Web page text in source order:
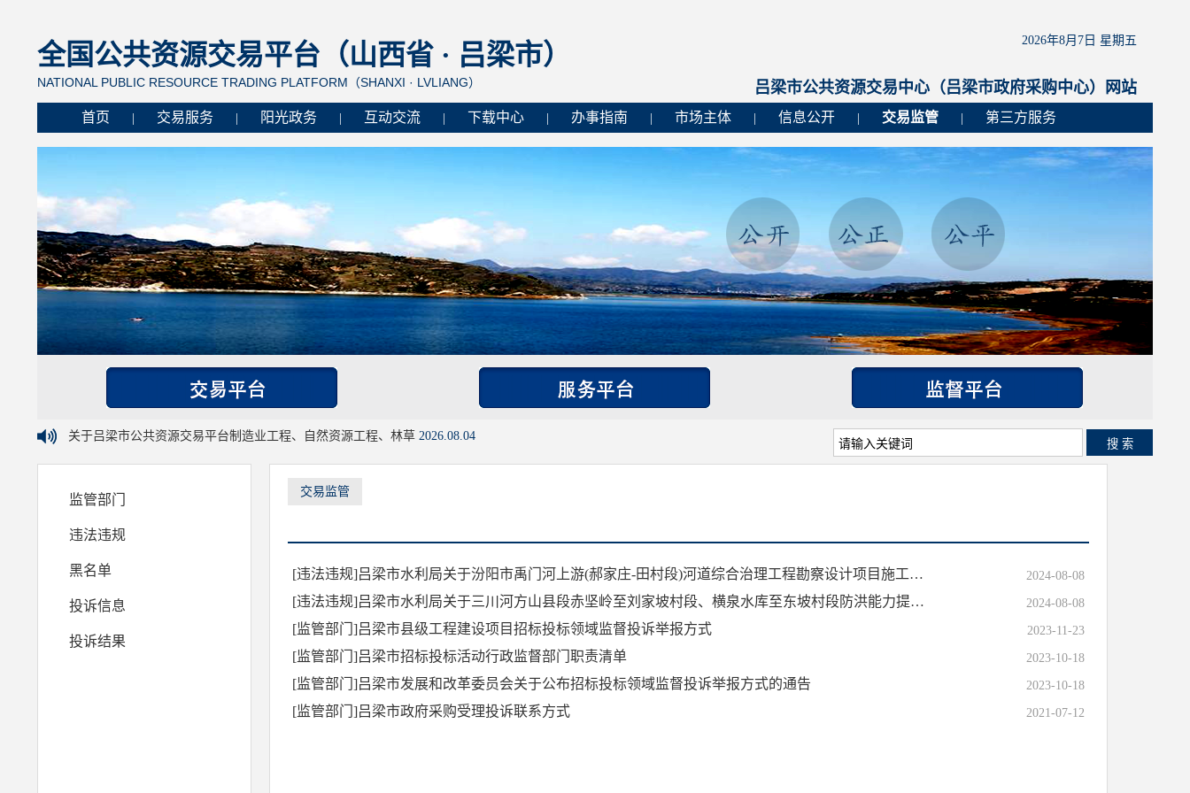
全国公共资源交易平台（山西省 · 吕梁市）
NATIONAL PUBLIC RESOURCE TRADING PLATFORM（SHANXI · LVLIANG）
2026年8月7日 星期五
吕梁市公共资源交易中心（吕梁市政府采购中心）网站
首页 交易服务 阳光政务 互动交流 下载中心 办事指南 市场主体 信息公开 交易监管 第三方服务
关于吕梁市公共资源交易平台制造业工程、自然资源工程、林草 2026.08.04
搜 索
监管部门
违法违规
黑名单
投诉信息
投诉结果
交易监管
[违法违规]吕梁市水利局关于汾阳市禹门河上游(郝家庄-田村段)河道综合治理工程勘察设计项目施工招投标有关情况的通报 2024-08-08
[违法违规]吕梁市水利局关于三川河方山县段赤坚岭至刘家坡村段、横泉水库至东坡村段防洪能力提升工程施工项目有关情况的通报 2024-08-08
[监管部门]吕梁市县级工程建设项目招标投标领域监督投诉举报方式 2023-11-23
[监管部门]吕梁市招标投标活动行政监督部门职责清单 2023-10-18
[监管部门]吕梁市发展和改革委员会关于公布招标投标领域监督投诉举报方式的通告 2023-10-18
[监管部门]吕梁市政府采购受理投诉联系方式 2021-07-12